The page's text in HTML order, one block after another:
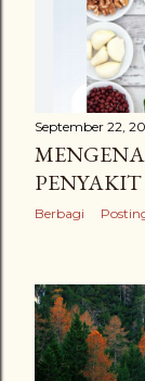
September 22,
Berbagi